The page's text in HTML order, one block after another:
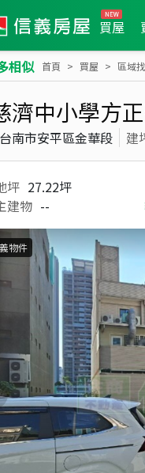
買屋
相似 首頁 買屋 區域
濟中小學方
台南市安平區金華段 建
坪 27.22坪
建物 --
物件